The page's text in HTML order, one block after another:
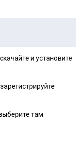
и установите
там